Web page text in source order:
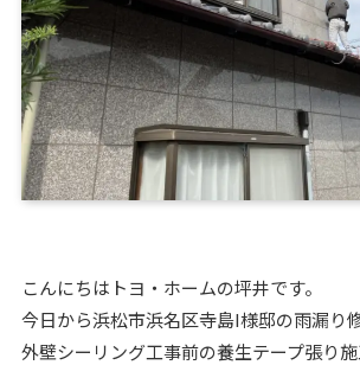
こんにちはトヨ・ホームの坪井です。
今日から浜松市浜名区寺島I様邸の雨漏り
外壁シーリング工事前の養生テープ張り施